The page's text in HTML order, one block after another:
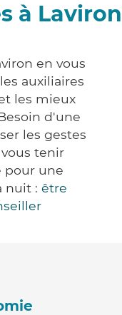
à Laviron
en vous
auxiliaires
les mieux
d'une
les gestes
tenir
pour une
nuit : être